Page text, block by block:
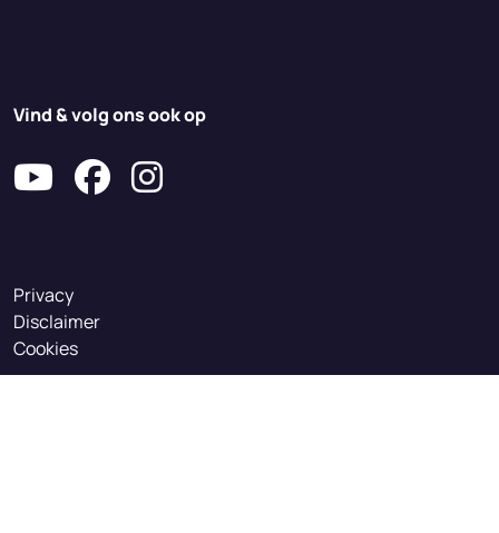
Vind & volg ons ook op
Privacy
Disclaimer
Cookies